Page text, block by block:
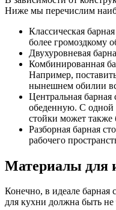
Ниже мы перечислим
Классическая
более громоздкому
Двухуровневая
Комбинированная
Например,
нынешнем обилии
Центральная
обеденную. С одной
стойки может также
Разборная барная
рабочего
Материалы для
Конечно, в идеале барная
для кухни должна быть